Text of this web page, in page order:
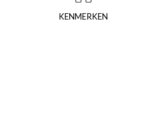
KENMERKEN